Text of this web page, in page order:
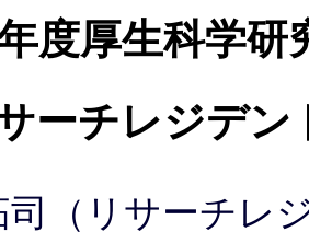
度厚生科学
ーチレジデン
司（リサーチレ